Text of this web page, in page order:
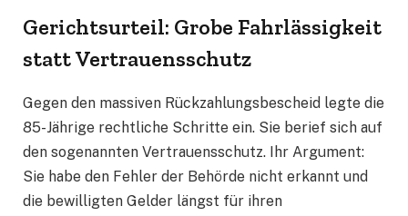
Gerichtsurteil: Grobe Fahrlässigkeit
statt Vertrauensschutz
Gegen den massiven Rückzahlungsbescheid legte die
85-Jährige rechtliche Schritte ein. Sie berief sich auf
den sogenannten Vertrauensschutz. Ihr Argument:
Sie habe den Fehler der Behörde nicht erkannt und
die bewilligten Gelder längst für ihren